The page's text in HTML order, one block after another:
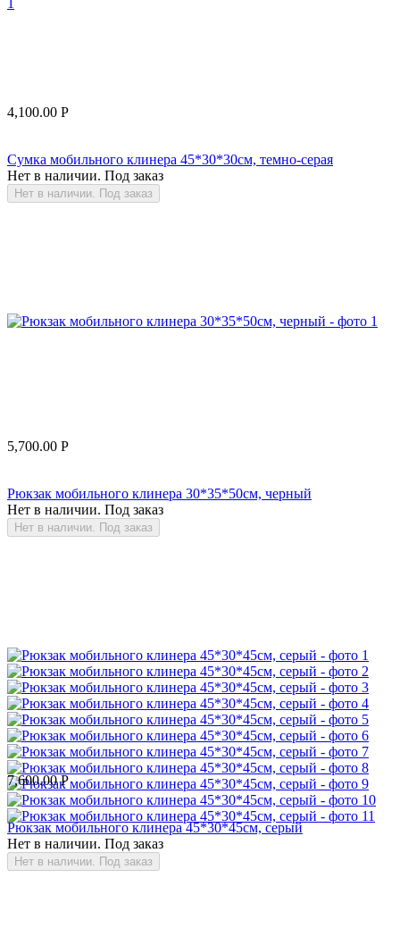
4,100.00 Р
Сумка мобильного клинера 45*30*30см, темно-серая
Нет в наличии. Под заказ
Нет в наличии. Под заказ
5,700.00 Р
Рюкзак мобильного клинера 30*35*50см, черный
Нет в наличии. Под заказ
Нет в наличии. Под заказ
7,600.00 Р
Рюкзак мобильного клинера 45*30*45см, серый
Нет в наличии. Под заказ
Нет в наличии. Под заказ